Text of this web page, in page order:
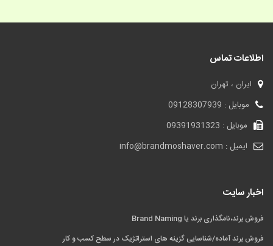
اطلاعات تماس
ایران ، تهران
موبایل : 09128307939
موبایل : 09391931323
ایمیل : info@brandmoshaver.com
اخبار سایت
فروش برند،نامگذاری برند یا Brand Naming
فروش برند آماده/شناسایی گزینه های استراتژیک در سطح کسب و کار